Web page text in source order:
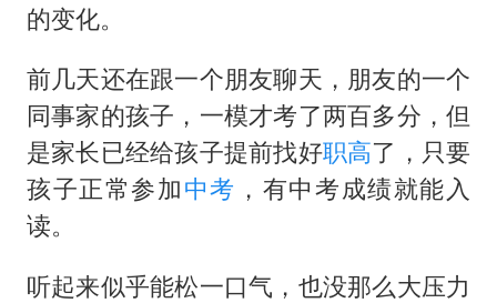
的变化。
前几天还在跟一个朋友聊天，朋友的一个
同事家的孩子，一模才考了两百多分，但
是家长已经给孩子提前找好职高了，只要
孩子正常参加中考 ，有中考成绩就能入
读。
听起来似乎能松一口气，也没那么大压力